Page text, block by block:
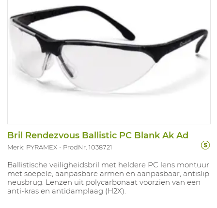
Bril Rendezvous Ballistic PC Blank Ak Ad
Merk: PYRAMEX ProdNr. 1038721
Ballistische veiligheidsbril met heldere PC lens montuur
met soepele, aanpasbare armen en aanpasbaar, antislip
neusbrug. Lenzen uit polycarbonaat voorzien van een
anti-kras en antidamplaag (H2X).